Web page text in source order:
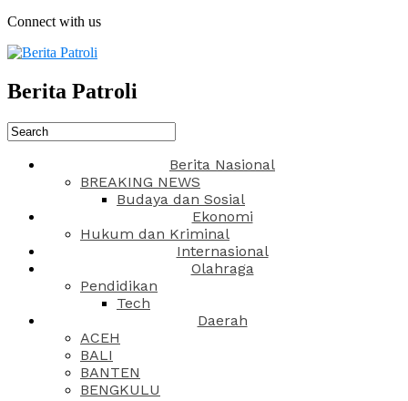
Connect with us
Berita Patroli
Berita Nasional
BREAKING NEWS
Budaya dan Sosial
Ekonomi
Hukum dan Kriminal
Internasional
Olahraga
Pendidikan
Tech
Daerah
ACEH
BALI
BANTEN
BENGKULU